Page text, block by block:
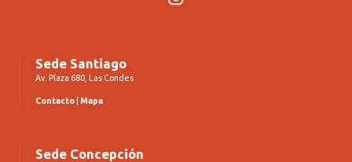
Sede Santiago
Av. Plaza 680, Las Condes
Contacto Mapa
Sede Concepción